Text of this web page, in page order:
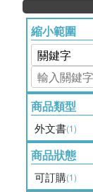
縮小範圍
商品類型
外文書(1)
商品狀態
可訂購(1)